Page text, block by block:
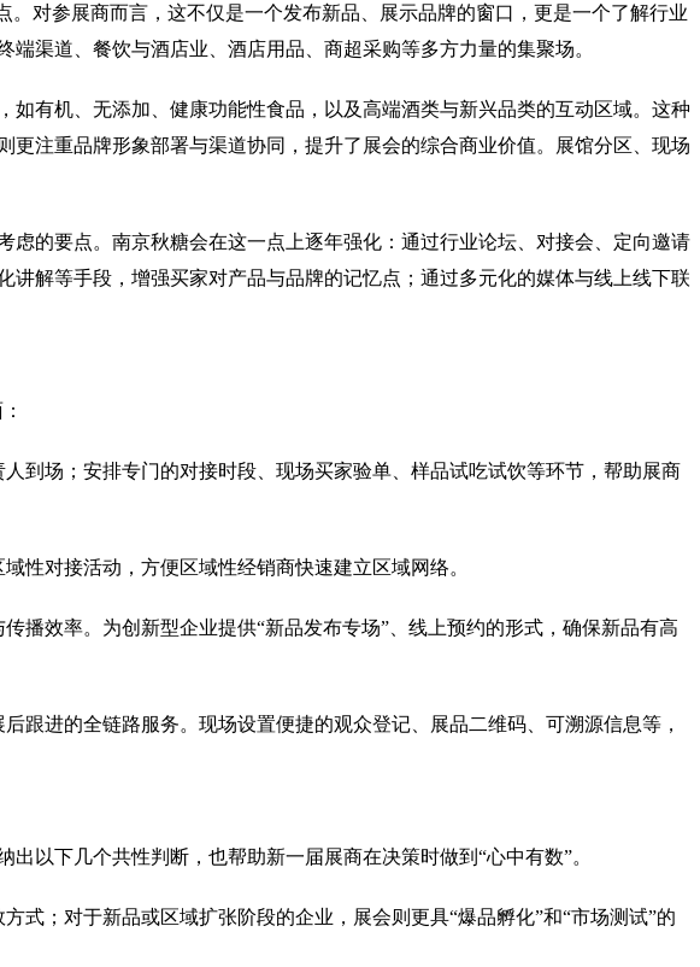
对参展商而言，这不仅是一个发布新品、展示品牌的窗口，更是一个了解行业
渠道、餐饮与酒店业、酒店用品、商超采购等多方力量的集聚场。
有机、无添加、健康功能性食品，以及高端酒类与新兴品类的互动区域。这种
注重品牌形象部署与渠道协同，提升了展会的综合商业价值。展馆分区、现场
的要点。南京秋糖会在这一点上逐年强化：通过行业论坛、对接会、定向邀请
解等手段，增强买家对产品与品牌的记忆点；通过多元化的媒体与线上线下联
到场；安排专门的对接时段、现场买家验单、样品试吃试饮等环节，帮助展商
性对接活动，方便区域性经销商快速建立区域网络。
播效率。为创新型企业提供“新品发布专场”、线上预约的形式，确保新品有高
跟进的全链路服务。现场设置便捷的观众登记、展品二维码、可溯源信息等，
以下几个共性判断，也帮助新一届展商在决策时做到“心中有数”。
式；对于新品或区域扩张阶段的企业，展会则更具“爆品孵化”和“市场测试”的